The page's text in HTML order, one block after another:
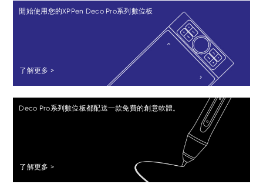
開始使用您的XPPen Deco Pro系列數位板
了解更多 >
Deco Pro系列數位板都配送一款免費的創意軟體。
了解更多 >